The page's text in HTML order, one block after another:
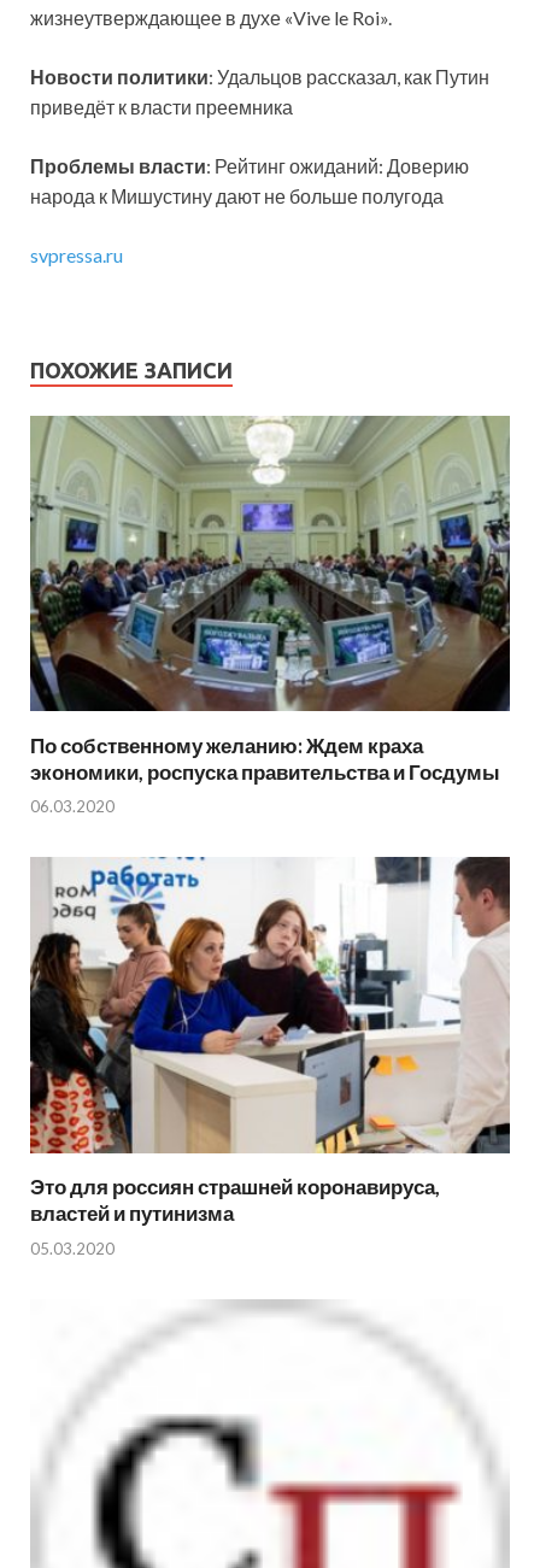
жизнеутверждающее в духе «Vive le Roi».
Новости политики: Удальцов рассказал, как Путин
приведёт к власти преемника
Проблемы власти: Рейтинг ожиданий: Доверию
народа к Мишустину дают не больше полугода
svpressa.ru
ПОХОЖИЕ ЗАПИСИ
По собственному желанию: Ждем краха
экономики, роспуска правительства и Госдумы
06.03.2020
Это для россиян страшней коронавируса,
властей и путинизма
05.03.2020